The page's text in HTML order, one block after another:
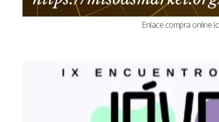
Enlace compra online